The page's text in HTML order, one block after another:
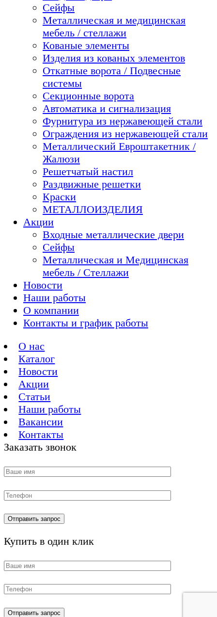
Сейфы
Металлическая и медицинская
мебель / стеллажи
Кованые элементы
Изделия из кованых элементов
Откатные ворота / Подвесные
системы
Секционные ворота
Автоматика и сигнализация
Фурнитура из нержавеющей стали
Ограждения из нержавеющей стали
Металлический Евроштакетник /
Жалюзи
Решетчатый настил
Раздвижные решетки
Краски
МЕТАЛЛОИЗДЕЛИЯ
Акции
Входные металлические двери
Сейфы
Металлическая и Медицинская
мебель / Стеллажи
Новости
Наши работы
О компании
Контакты и график работы
О нас
Каталог
Новости
Акции
Статьи
Наши работы
Вакансии
Контакты
Заказать звонок
Купить в один клик